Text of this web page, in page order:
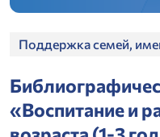
Поддержка семей,
«Воспитание и